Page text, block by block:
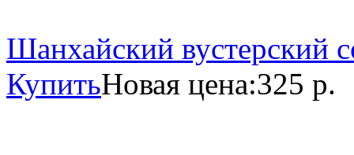
Шанхайский вустерский
КупитьНовая цена:325 р.